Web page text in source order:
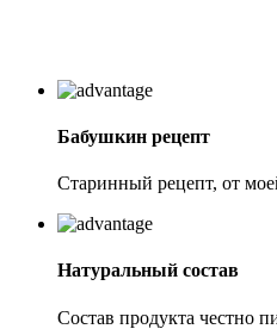
Бабушкин рецепт
Старинный рецепт, от
Натуральный состав
Состав продукта честно